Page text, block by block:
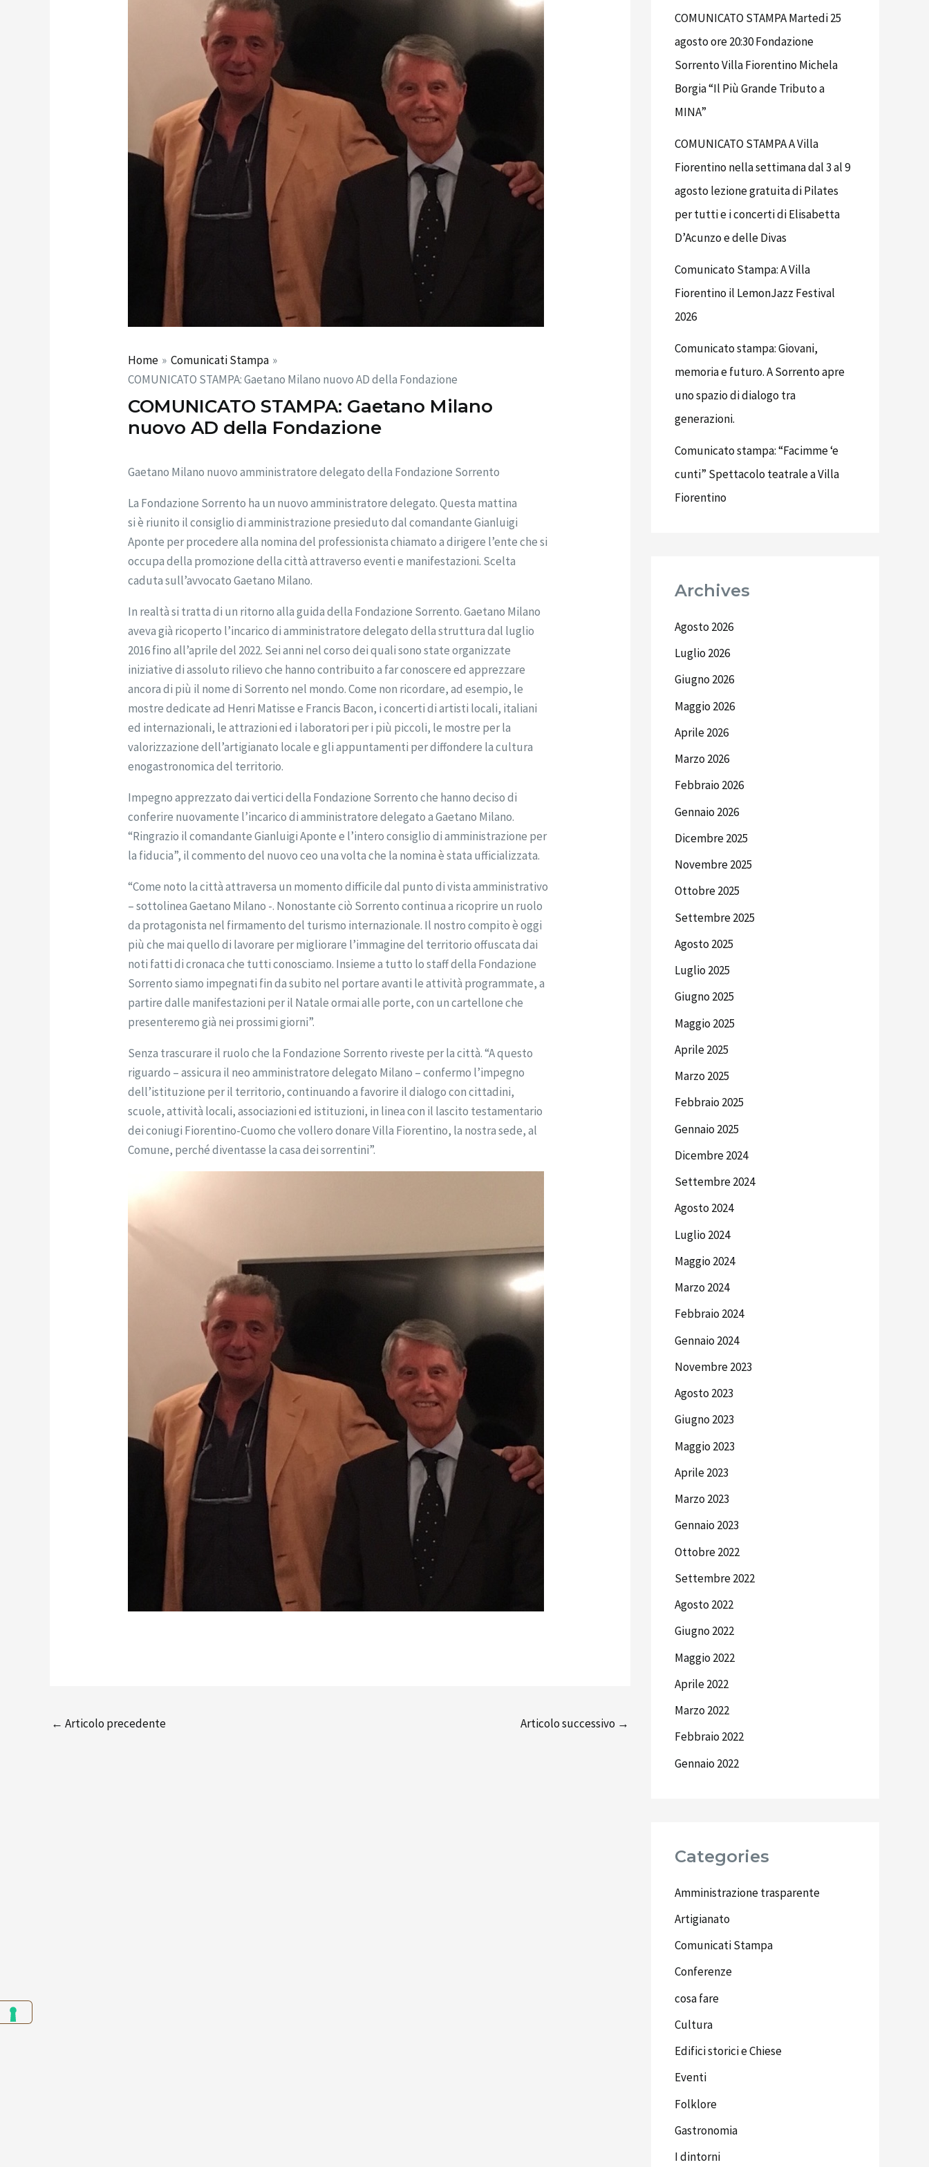
Home
Comunicati Stampa
COMUNICATO STAMPA: Gaetano Milano nuovo AD della Fondazione
COMUNICATO STAMPA: Gaetano Milano
nuovo AD della Fondazione
Gaetano Milano nuovo amministratore delegato della Fondazione Sorrento
La Fondazione Sorrento ha un nuovo amministratore delegato. Questa mattina
si è riunito il consiglio di amministrazione presieduto dal comandante Gianluigi
Aponte per procedere alla nomina del professionista chiamato a dirigere l’ente che si
occupa della promozione della città attraverso eventi e manifestazioni. Scelta
caduta sull’avvocato Gaetano Milano.
In realtà si tratta di un ritorno alla guida della Fondazione Sorrento. Gaetano Milano
aveva già ricoperto l’incarico di amministratore delegato della struttura dal luglio
2016 fino all’aprile del 2022. Sei anni nel corso dei quali sono state organizzate
iniziative di assoluto rilievo che hanno contribuito a far conoscere ed apprezzare
ancora di più il nome di Sorrento nel mondo. Come non ricordare, ad esempio, le
mostre dedicate ad Henri Matisse e Francis Bacon, i concerti di artisti locali, italiani
ed internazionali, le attrazioni ed i laboratori per i più piccoli, le mostre per la
valorizzazione dell’artigianato locale e gli appuntamenti per diffondere la cultura
enogastronomica del territorio.
Impegno apprezzato dai vertici della Fondazione Sorrento che hanno deciso di
conferire nuovamente l’incarico di amministratore delegato a Gaetano Milano.
“Ringrazio il comandante Gianluigi Aponte e l’intero consiglio di amministrazione per
la fiducia”, il commento del nuovo ceo una volta che la nomina è stata ufficializzata.
“Come noto la città attraversa un momento difficile dal punto di vista amministrativo
– sottolinea Gaetano Milano -. Nonostante ciò Sorrento continua a ricoprire un ruolo
da protagonista nel firmamento del turismo internazionale. Il nostro compito è oggi
più che mai quello di lavorare per migliorare l’immagine del territorio offuscata dai
noti fatti di cronaca che tutti conosciamo. Insieme a tutto lo staff della Fondazione
Sorrento siamo impegnati fin da subito nel portare avanti le attività programmate, a
partire dalle manifestazioni per il Natale ormai alle porte, con un cartellone che
presenteremo già nei prossimi giorni”.
Senza trascurare il ruolo che la Fondazione Sorrento riveste per la città. “A questo
riguardo – assicura il neo amministratore delegato Milano – confermo l’impegno
dell’istituzione per il territorio, continuando a favorire il dialogo con cittadini,
scuole, attività locali, associazioni ed istituzioni, in linea con il lascito testamentario
dei coniugi Fiorentino-Cuomo che vollero donare Villa Fiorentino, la nostra sede, al
Comune, perché diventasse la casa dei sorrentini”.
← Articolo precedente Articolo successivo →
COMUNICATO STAMPA Martedi 25
agosto ore 20:30 Fondazione
Sorrento Villa Fiorentino Michela
Borgia “Il Più Grande Tributo a
MINA”
COMUNICATO STAMPA A Villa
Fiorentino nella settimana dal 3 al 9
agosto lezione gratuita di Pilates
per tutti e i concerti di Elisabetta
D’Acunzo e delle Divas
Comunicato Stampa: A Villa
Fiorentino il LemonJazz Festival
2026
Comunicato stampa: Giovani,
memoria e futuro. A Sorrento apre
uno spazio di dialogo tra
generazioni.
Comunicato stampa: “Facimme ‘e
cunti” Spettacolo teatrale a Villa
Fiorentino
Archives
Agosto 2026
Luglio 2026
Giugno 2026
Maggio 2026
Aprile 2026
Marzo 2026
Febbraio 2026
Gennaio 2026
Dicembre 2025
Novembre 2025
Ottobre 2025
Settembre 2025
Agosto 2025
Luglio 2025
Giugno 2025
Maggio 2025
Aprile 2025
Marzo 2025
Febbraio 2025
Gennaio 2025
Dicembre 2024
Settembre 2024
Agosto 2024
Luglio 2024
Maggio 2024
Marzo 2024
Febbraio 2024
Gennaio 2024
Novembre 2023
Agosto 2023
Giugno 2023
Maggio 2023
Aprile 2023
Marzo 2023
Gennaio 2023
Ottobre 2022
Settembre 2022
Agosto 2022
Giugno 2022
Maggio 2022
Aprile 2022
Marzo 2022
Febbraio 2022
Gennaio 2022
Categories
Amministrazione trasparente
Artigianato
Comunicati Stampa
Conferenze
cosa fare
Cultura
Edifici storici e Chiese
Eventi
Folklore
Gastronomia
I dintorni